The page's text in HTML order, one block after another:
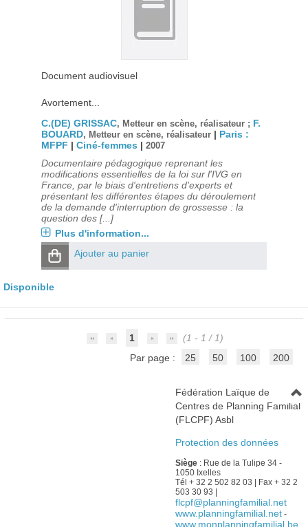
Document audiovisuel
Avortement...
C.(DE) GRISSAC, Metteur en scène, réalisateur ; F.
BOUARD, Metteur en scène, réalisateur | Paris :
MFPF | Ciné-femmes | 2007
Documentaire pédagogique reprenant les
modifications essentielles de la loi sur l'IVG en
France, par le biais d'entretiens d'experts et
présentant les différentes étapes du déroulement
de la demande d'interruption de grossesse : la
question des [...]
Plus d'information...
Ajouter au panier
Disponible
1
(1 - 1 / 1)
Par page :
25 50 100 200
Fédération Laïque de
Centres de Planning Familial
(FLCPF) Asbl
Protection des données
Siège: Rue de la Tulipe 34 -
1050 Ixelles
Tél + 32 2 502 82 03 | Fax + 32 2
503 30 93 |
flcpf@planningfamilial.net
www.planningfamilial.net-
www.monplanningfamilial.be